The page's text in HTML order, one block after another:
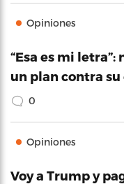
Opiniones
“Esa es mi
un plan contra su
0
Opiniones
Voy a Trump y